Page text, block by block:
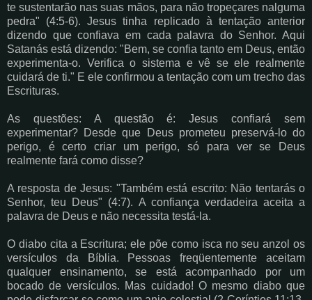
te sustentarão nas suas mãos, para não tropeçares nalguma
pedra" (4:5-6). Jesus tinha replicado à tentação anterior
dizendo que confiava em cada palavra do Senhor. Aqui
Satanás está dizendo: "Bem, se confia tanto em Deus, então
experimenta-o. Verifica o sistema e vê se ele realmente
cuidará de ti." E ele confirmou a tentação com um trecho das
Escrituras.
As questões: A questão é: Jesus confiará sem
experimentar? Desde que Deus prometeu preservá-lo do
perigo, é certo criar um perigo, só para ver se Deus
realmente fará como disse?
A resposta de Jesus: "Também está escrito: Não tentarás o
Senhor, teu Deus" (4:7). A confiança verdadeira aceita a
palavra de Deus e não necessita testá-la.
O diabo cita a Escritura; ele põe como isca no seu anzol os
versículos da Bíblia. Pessoas freqüentemente aceitam
qualquer ensinamento, se está acompanhado por um
bocado de versículos. Mas cuidado! O mesmo diabo que